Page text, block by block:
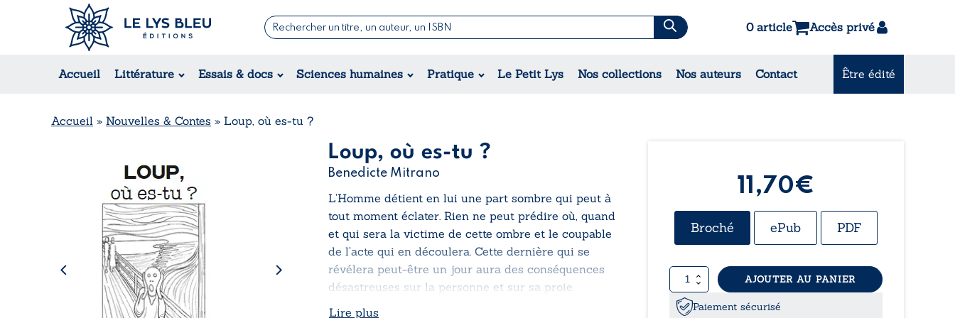
0 article Accès privé
Accueil Littérature Essais & docs Sciences humaines Pratique Le Petit Lys Nos collections Nos auteurs Contact Être édité
Romans
Suspense / Thriller / Policier
Romance
Jeunesse
Nouvelles & Contes
Théâtre
Accueil » Nouvelles & Contes » Loup, où es-tu ?
Loup, où es-tu ?
Benedicte Mitrano
L’Homme détient en lui une part sombre qui peut à
tout moment éclater. Rien ne peut prédire où, quand
et qui sera la victime de cette ombre et le coupable
de l’acte qui en découlera. Cette dernière qui se
révélera peut-être un jour aura des conséquences
désastreuses sur la personne et sur sa proie.
Lire plus
11,70€
Broché ePub PDF
quantité
de
Loup,
AJOUTER AU PANIER
Paiement sécurisé